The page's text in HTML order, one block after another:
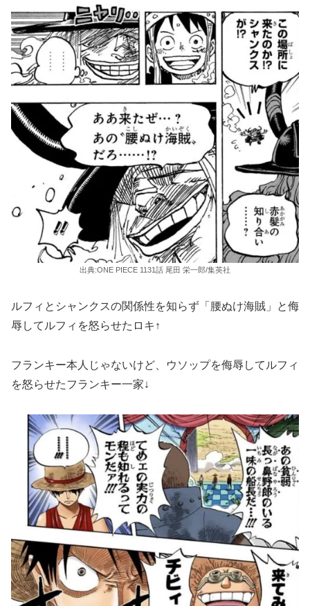
出典:ONE PIECE 1131話 尾田 栄一郎/集英社
ルフィとシャンクスの関係性を知らず「腰ぬけ海賊」と侮
辱してルフィを怒らせたロキ↑
フランキー本人じゃないけど、ウソップを侮辱してルフィ
を怒らせたフランキー一家↓